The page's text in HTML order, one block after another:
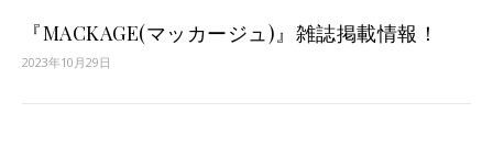
『MACKAGE(マッカージュ)』雑誌掲載情報！
2023年10月29日